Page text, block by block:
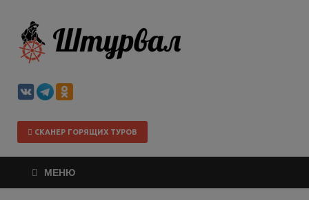
СКАНЕР ГОРЯЩИХ ТУРОВ
МЕНЮ